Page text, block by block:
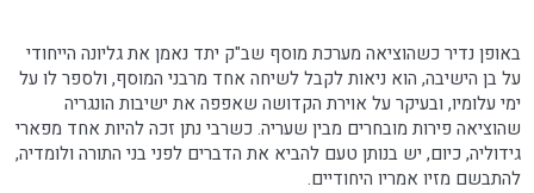
באופן נדיר כשהוציאה מערכת מוסף שב"ק יתד נאמן את גליונה הייחודי
על בן הישיבה, הוא ניאות לקבל לשיחה אחד מרבני המוסף, ולספר לו על
ימי עלומיו, ובעיקר על אוירת הקדושה שאפפה את ישיבות הונגריה
שהוציאה פירות מובחרים מבין שעריה. כשרבי נתן זכה להיות אחד מפארי
גידוליה, כיום, יש בנותן טעם להביא את הדברים לפני בני התורה ולומדיה,
להתבשם מזיו אמריו היחודיים.